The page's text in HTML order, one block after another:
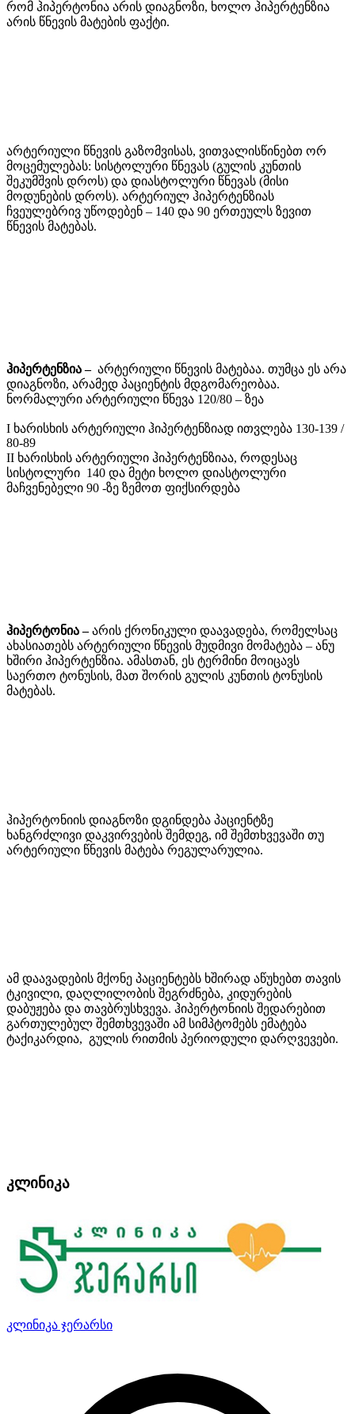
რომ ჰიპერტონია არის დიაგნოზი, ხოლო ჰიპერტენზია
არის წნევის მატების ფაქტი.
არტერიული წნევის გაზომვისას, ვითვალისწინებთ ორ
მოცემულებას: სისტოლური წნევას (გულის კუნთის
შეკუმშვის დროს) და დიასტოლური წნევას (მისი
მოდუნების დროს). არტერიულ ჰიპერტენზიას
ჩვეულებრივ უწოდებენ – 140 და 90 ერთეულს ზევით
წნევის მატებას.
ჰიპერტენზია –არტერიული წნევის მატებაა. თუმცა ეს არა
დიაგნოზი, არამედ პაციენტის მდგომარეობაა.
ნორმალური არტერიული წნევა 120/80 – ზეა
I ხარისხის არტერიული ჰიპერტენზიად ითვლება 130-139 /
80-89
II ხარისხის არტერიული ჰიპერტენზიაა, როდესაც
სისტოლური 140 და მეტი ხოლო დიასტოლური
მაჩვენებელი 90 -ზე ზემოთ ფიქსირდება
ჰიპერტონია –არის ქრონიკული დაავადება, რომელსაც
ახასიათებს არტერიული წნევის მუდმივი მომატება – ანუ
ხშირი ჰიპერტენზია. ამასთან, ეს ტერმინი მოიცავს
საერთო ტონუსის, მათ შორის გულის კუნთის ტონუსის
მატებას.
ჰიპერტონიის დიაგნოზი დგინდება პაციენტზე
ხანგრძლივი დაკვირვების შემდეგ, იმ შემთხვევაში თუ
არტერიული წნევის მატება რეგულარულია.
ამ დაავადების მქონე პაციენტებს ხშირად აწუხებთ თავის
ტკივილი, დაღლილობის შეგრძნება, კიდურების
დაბუჟება და თავბრუსხვევა. ჰიპერტონიის შედარებით
გართულებულ შემთხვევაში ამ სიმპტომებს ემატება
ტაქიკარდია, გულის რითმის პერიოდული დარღვევები.
კლინიკა
კლინიკა ჯერარსი